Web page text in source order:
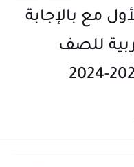
مذكرة شاملة لكل دروس اللغة العربية الصف العاشر الفصل الثاني...
مع بالإجابة
للصف